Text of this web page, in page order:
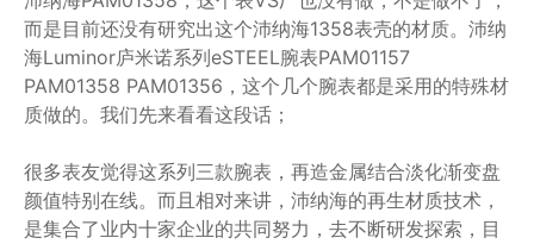
而是目前还没有研究出这个沛纳海1358表壳的材质。沛纳
海Luminor庐米诺系列eSTEEL腕表PAM01157
PAM01358 PAM01356，这个几个腕表都是采用的特殊材
质做的。我们先来看看这段话；
很多表友觉得这系列三款腕表，再造金属结合淡化渐变盘
颜值特别在线。而且相对来讲，沛纳海的再生材质技术，
是集合了业内十家企业的共同努力，去不断研发探索，目